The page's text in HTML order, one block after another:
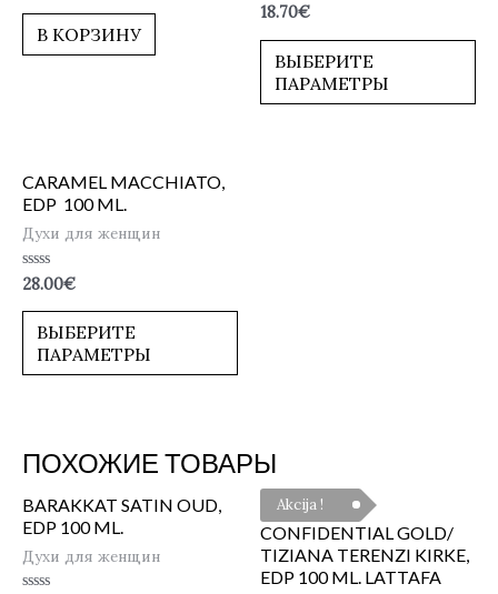
из
В КОРЗИНУ
Оценка
из
18.70€
ВЫБЕРИТЕ
ПАРАМЕТРЫ
CARAMEL MACCHIATO,
EDP 100 ML.
Духи для женщин
Оценка
0
из
28.00€
ВЫБЕРИТЕ
ПАРАМЕТРЫ
ПОХОЖИЕ ТОВАРЫ
BARAKKAT SATIN OUD,
EDP 100 ML.
Духи для женщин
Akcija !
CONFIDENTIAL GOLD/
TIZIANA TERENZI KIRKE,
EDP 100 ML. LATTAFA